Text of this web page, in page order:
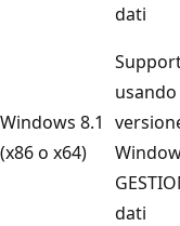
dati
Windows 8.1
(x86 o x64)
usando
dati